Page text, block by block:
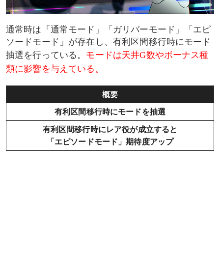
通常時は「通常モード」「ガリバーモード」「エピ
ソードモード」が存在し、有利区間移行時にモード
抽選を行っている。 モードは天井G数やボーナス種
類に影響を与えている。
概要
有利区間移行時にモードを抽選
有利区間移行時にレア役が成立すると
「エピソードモード」期待度アップ